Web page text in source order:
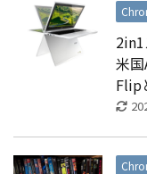
米
Flip